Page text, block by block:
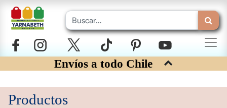
Envíos a todo Chile
Productos